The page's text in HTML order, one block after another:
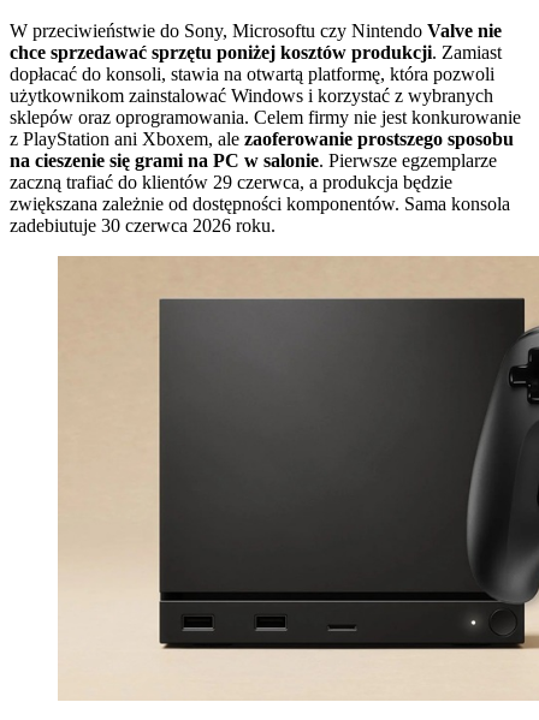
W przeciwieństwie do Sony, Microsoftu czy Nintendo Valve nie
chce sprzedawać sprzętu poniżej kosztów produkcji. Zamiast
dopłacać do konsoli, stawia na otwartą platformę, która pozwoli
użytkownikom zainstalować Windows i korzystać z wybranych
sklepów oraz oprogramowania. Celem firmy nie jest konkurowanie
z PlayStation ani Xboxem, ale zaoferowanie prostszego sposobu
na cieszenie się grami na PC w salonie. Pierwsze egzemplarze
zaczną trafiać do klientów 29 czerwca, a produkcja będzie
zwiększana zależnie od dostępności komponentów. Sama konsola
zadebiutuje 30 czerwca 2026 roku.